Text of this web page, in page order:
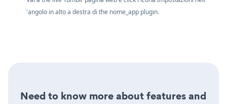
'angolo in alto a destra di the nome_app plugin.
Need to know more about features and